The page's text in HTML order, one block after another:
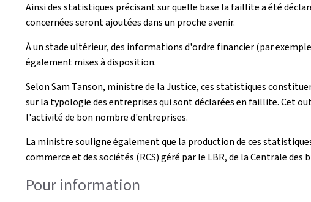
Ainsi des statistiques précisant sur quelle base la faillite a été
concernées seront ajoutées dans un proche avenir.
À un stade ultérieur, des informations d'ordre financier (par
également mises à disposition.
Selon Sam Tanson, ministre de la Justice, ces statistiques
sur la typologie des entreprises qui sont déclarées en faillite. Cet
l'activité de bon nombre d'entreprises.
La ministre souligne également que la production de ces
commerce et des sociétés (RCS) géré par le LBR, de la Centrale
Pour information